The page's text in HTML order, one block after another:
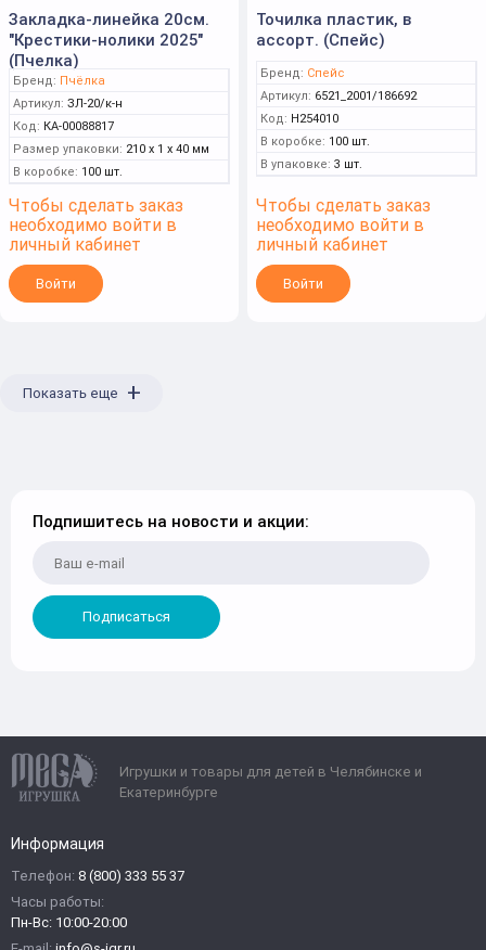
Закладка-линейка 20см.
"Крестики-нолики 2025"
(Пчелка)
Бренд: Пчёлка
Артикул: ЗЛ-20/к-н
Код: КА-00088817
Размер упаковки: 210 x 1 x 40 мм
В коробке: 100 шт.
Чтобы сделать заказ
необходимо войти в
личный кабинет
Войти
Точилка пластик, в
ассорт. (Спейс)
Бренд: Спейс
Артикул: 6521_2001/186692
Код: Н254010
В коробке: 100 шт.
В упаковке: 3 шт.
Чтобы сделать заказ
необходимо войти в
личный кабинет
Войти
Показать еще +
Подпишитесь на новости и акции:
Подписаться
Игрушки и товары для детей в Челябинске и
Екатеринбурге
Информация
Телефон: 8 (800) 333 55 37
Часы работы:
Пн-Вс: 10:00-20:00